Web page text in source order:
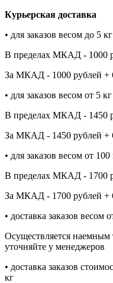
Курьерская доставка
• для заказов весом до 5 кг
В пределах МКАД - 1000
За МКАД - 1000 рублей +
• для заказов весом от 5
В пределах МКАД - 1450
За МКАД - 1450 рублей +
• для заказов весом от
В пределах МКАД - 1700
За МКАД - 1700 рублей +
• доставка заказов весом
Осуществляется наемным
уточняйте у менеджеров
• доставка заказов
кг